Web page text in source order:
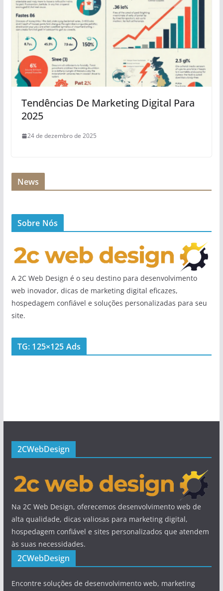
Tendências De Marketing Digital Para
2025
24 de dezembro de 2025
News
Sobre Nós
A 2C Web Design é o seu destino para desenvolvimento
web inovador, dicas de marketing digital eficazes,
hospedagem confiável e soluções personalizadas para seu
site.
TG: 125×125 Ads
2CWebDesign
Na 2C Web Design, oferecemos desenvolvimento web de
alta qualidade, dicas valiosas para marketing digital,
hospedagem confiável e sites personalizados que atendem
às suas necessidades.
2CWebDesign
Encontre soluções de desenvolvimento web, marketing